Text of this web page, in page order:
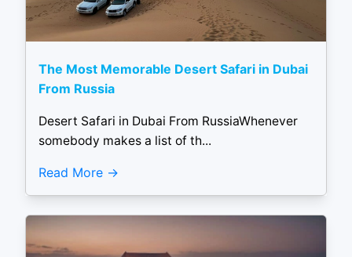
The Most Memorable Desert Safari in Dubai
From Russia
Desert Safari in Dubai From RussiaWhenever
somebody makes a list of th...
Read More